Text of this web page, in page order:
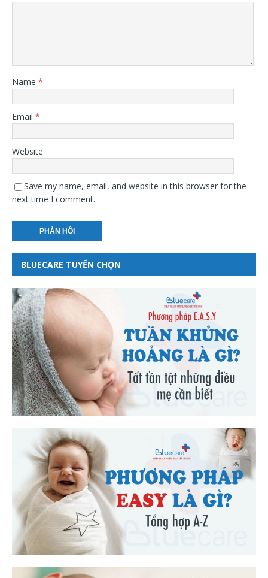
Name *
Email *
Website
Save my name, email, and website in this browser for the
next time I comment.
BLUECARE TUYỂN CHỌN